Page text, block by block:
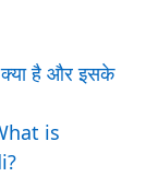
है और इसके
is